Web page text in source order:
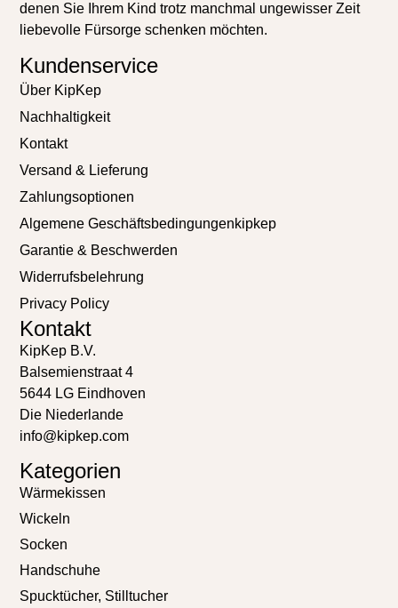
denen Sie Ihrem Kind trotz manchmal ungewisser Zeit
liebevolle Fürsorge schenken möchten.
Kundenservice
Über KipKep
Nachhaltigkeit
Kontakt
Versand & Lieferung
Zahlungsoptionen
Algemene Geschäftsbedingungenkipkep
Garantie & Beschwerden
Widerrufsbelehrung
Privacy Policy
Kontakt
KipKep B.V.
Balsemienstraat 4
5644 LG Eindhoven
Die Niederlande
info@kipkep.com
Kategorien
Wärmekissen
Wickeln
Socken
Handschuhe
Spucktücher, Stilltucher